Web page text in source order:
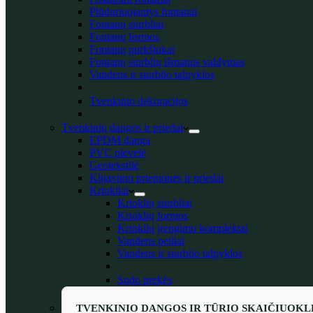
Plūduriuojantys fontanai
Fontanų siurbliai
Fontanų formos
Fontanų purkštukai
Fontanų siurblių išmanus valdymas
Vandens ir siurblio talpyklos
Tvenkinio dekoracijos
Tvenkinių dangos ir priedai
EPDM danga
PVC plėvelė
Geotekstilė
Klijavimo priemonės ir priedai
Kriokliai
Krioklių siurbliai
Krioklių formos
Krioklių įrengimo komplektai
Vandens peiliai
Vandens ir siurblio talpyklos
Sodo prekės
TVENKINIO DANGOS IR TŪRIO